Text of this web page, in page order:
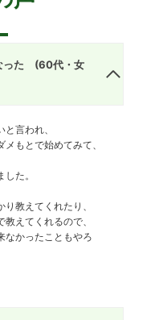
った (60代・女
言われ、
もとで始めてみて、
た。
教えてくれたり、
えてくれるので、
なかったこともやろ